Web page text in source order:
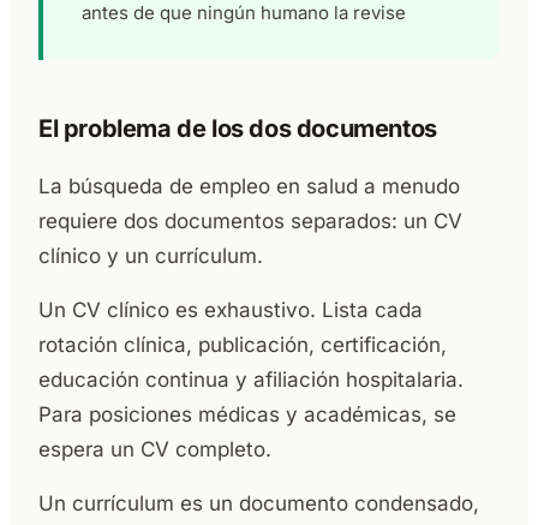
antes de que ningún humano la revise
El problema de los dos documentos
La búsqueda de empleo en salud a menudo
requiere dos documentos separados: un CV
clínico y un currículum.
Un CV clínico es exhaustivo. Lista cada
rotación clínica, publicación, certificación,
educación continua y afiliación hospitalaria.
Para posiciones médicas y académicas, se
espera un CV completo.
Un currículum es un documento condensado,